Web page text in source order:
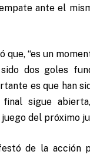
ante el
que, “es un
dos goles
es que han
sigue
del próximo
de la acción